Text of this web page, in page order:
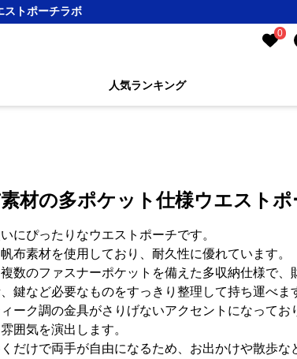
ストポーチラボ
0
人気ランキング
材の多ポケット仕様ウエストポ
にぴったりなウエストポーチです。
布素材を使用しており、耐久性に優れています。
数のファスナーポケットを備えた多収納仕様で、
鍵など必要なものをすっきり整理して持ち運べま
ーク調の金具がさりげないアクセントになってお
囲気を演出します。
だけで両手が自由になるため、お出かけや散歩な